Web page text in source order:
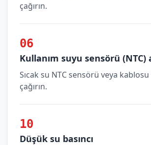
çağırın.
06
Kullanım suyu sensörü (NTC)
Sıcak su NTC sensörü veya kablosu
çağırın.
10
Düşük su basıncı